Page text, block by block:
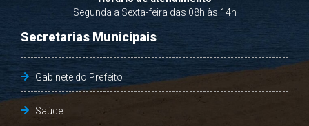
Segunda a Sexta-feira das 08h às 14h
Secretarias Municipais
Gabinete do Prefeito
Saúde